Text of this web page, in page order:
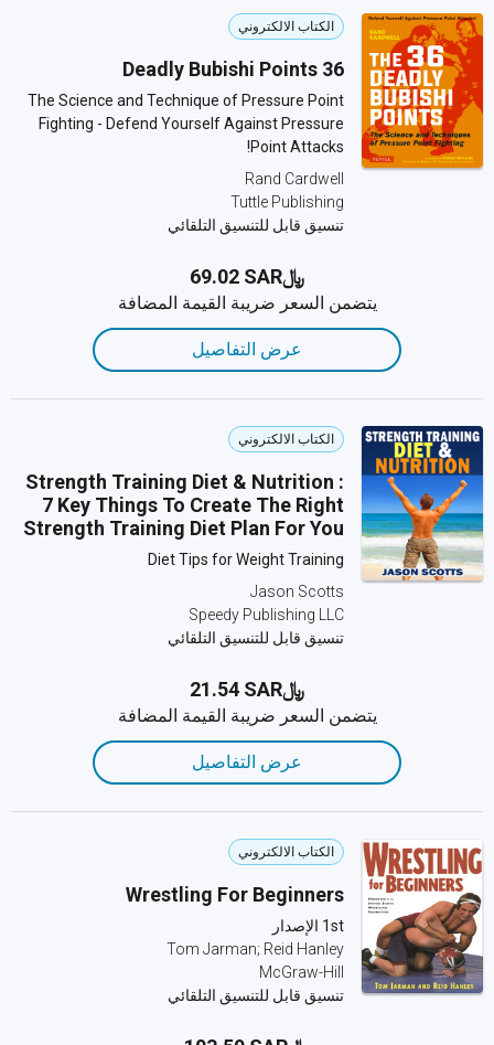
الكتاب الالكتروني
36 Deadly Bubishi Points
The Science and Technique of Pressure Point
Fighting - Defend Yourself Against Pressure
Point Attacks!
Rand Cardwell
Tuttle Publishing
تنسيق قابل للتنسيق التلقائي
﷼‎69.02 SAR
يتضمن السعر ضريبة القيمة المضافة
عرض التفاصيل
الكتاب الالكتروني
Strength Training Diet & Nutrition :
7 Key Things To Create The Right
Strength Training Diet Plan For You
Diet Tips for Weight Training
Jason Scotts
Speedy Publishing LLC
تنسيق قابل للتنسيق التلقائي
﷼‎21.54 SAR
يتضمن السعر ضريبة القيمة المضافة
عرض التفاصيل
الكتاب الالكتروني
Wrestling For Beginners
1st الإصدار
Tom Jarman; Reid Hanley
McGraw-Hill
تنسيق قابل للتنسيق التلقائي